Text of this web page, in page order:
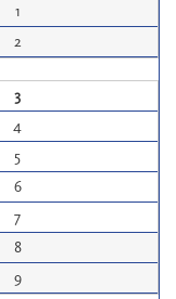
1
2
3
4
5
6
7
8
9